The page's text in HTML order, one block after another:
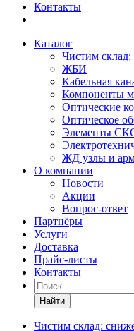
Контакты
Каталог
Чистим
ЖБИ
Кабельная
Компоненты
Оптические
Оптическое
Элементы
ЖД узлы и
О компании
Новости
Акции
Вопрос-ответ
Партнёры
Услуги
Доставка
Прайс-листы
Контакты
Найти
Чистим склад: